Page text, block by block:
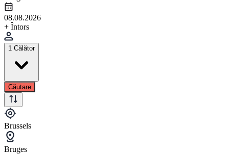
08.08.2026
+ Întors
1 Călător
Căutare
Brussels
Bruges